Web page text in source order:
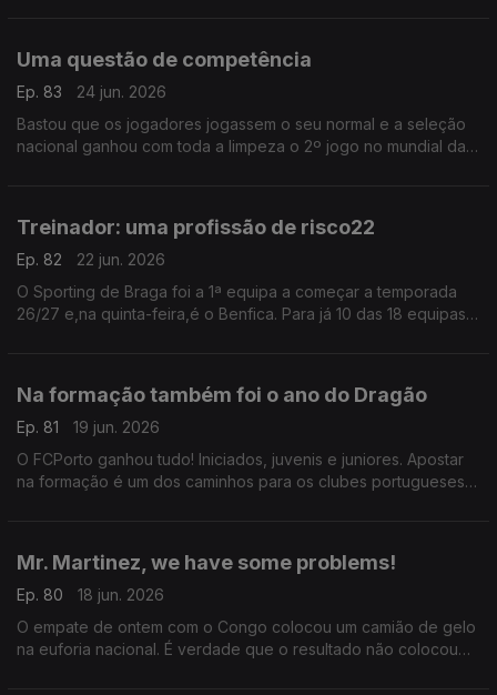
Uma questão de competência
Ep. 83
24 jun. 2026
Bastou que os jogadores jogassem o seu normal e a seleção
nacional ganhou com toda a limpeza o 2º jogo no mundial das
Treinador: uma profissão de risco22
Ep. 82
22 jun. 2026
O Sporting de Braga foi a 1ª equipa a começar a temporada
26/27 e,na quinta-feira,é o Benfica. Para já 10 das 18 equipas
Na formação também foi o ano do Dragão
Ep. 81
19 jun. 2026
O FCPorto ganhou tudo! Iniciados, juvenis e juniores. Apostar
na formação é um dos caminhos para os clubes portugueses
Mr. Martinez, we have some problems!
Ep. 80
18 jun. 2026
O empate de ontem com o Congo colocou um camião de gelo
na euforia nacional. É verdade que o resultado não colocou